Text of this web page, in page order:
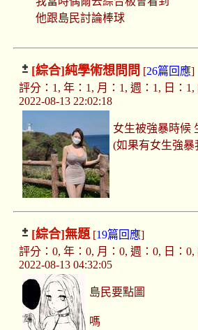
他跟島民討論棒球
[綜合]純學術想問問 [26篇回應]
評分：1, 年：1, 月：1, 週：1, 日：1,
2022-08-13 22:02:18
女生被強暴時候
(如果有女生強暴
[綜合]無題[19篇回應]
評分：0, 年：0, 月：0, 週：0, 日：0,
2022-08-13 04:32:05
島民要點圖
嗎